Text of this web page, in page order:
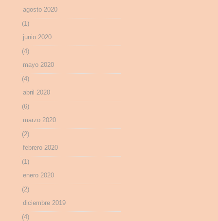
agosto 2020
(1)
junio 2020
(4)
mayo 2020
(4)
abril 2020
(6)
marzo 2020
(2)
febrero 2020
(1)
enero 2020
(2)
diciembre 2019
(4)